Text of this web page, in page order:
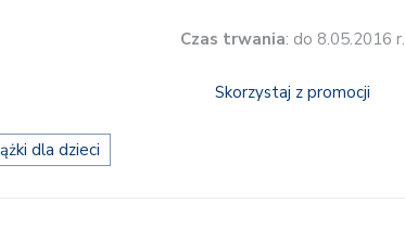
Czas trwania: do 8.05.2016 r.
Skorzystaj z promocji
dla dzieci